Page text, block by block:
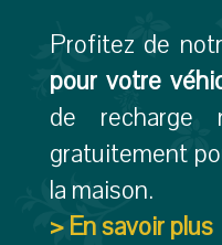
Profitez de
pour votre
de recharge
gratuitement
la maison.
> En savoir plus